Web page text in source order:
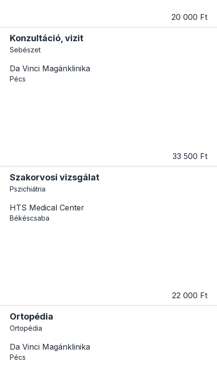
20 000 Ft
Konzultáció, vizit
Sebészet
Da Vinci Magánklinika
Pécs
33 500 Ft
Szakorvosi vizsgálat
Pszichiátria
HTS Medical Center
Békéscsaba
22 000 Ft
Ortopédia
Ortopédia
Da Vinci Magánklinika
Pécs